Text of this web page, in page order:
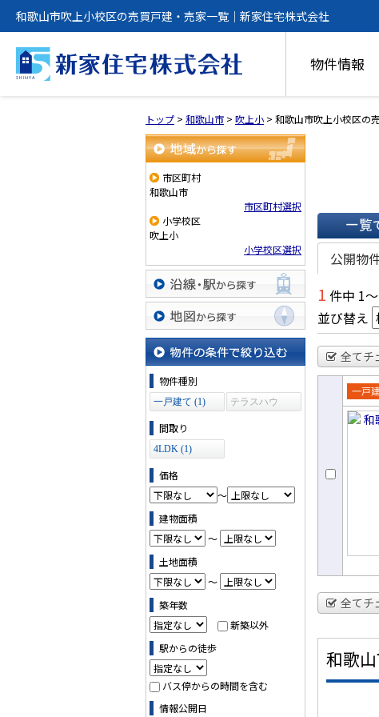
和歌山市吹上小校区の売買戸建・売家一覧｜新家住宅株式会社
物件情報
トップ > 和歌山市 > 吹上小 > 和歌山市吹上小校区の
地域から探す
市区町村
和歌山市
市区町村選択
小学校区
吹上小
小学校区選択
沿線・駅から探す
地図から探す
物件の条件で絞り込む
物件種別
一戸建て (1)
テラスハウ
間取り
4LDK (1)
価格
～
建物面積
～
土地面積
～
築年数
新築以外
駅からの徒歩
バス停からの時間を含む
情報公開日
一覧で表
公開物
1 件中 1
並び替え
全てチ
売一
て
全てチ
和歌